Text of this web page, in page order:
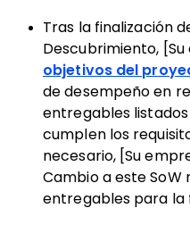
Tras la finalización
Descubrimiento,
objetivos del
de desempeño en
entregables
cumplen los
necesario, [Su
Cambio a este SoW
entregables para la